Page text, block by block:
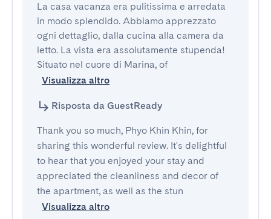
La casa vacanza era pulitissima e arredata
in modo splendido. Abbiamo apprezzato
ogni dettaglio, dalla cucina alla camera da
letto. La vista era assolutamente stupenda!
Situato nel cuore di Marina, of
Visualizza altro
Risposta da GuestReady
Thank you so much, Phyo Khin Khin, for
sharing this wonderful review. It's delightful
to hear that you enjoyed your stay and
appreciated the cleanliness and decor of
the apartment, as well as the stun
Visualizza altro